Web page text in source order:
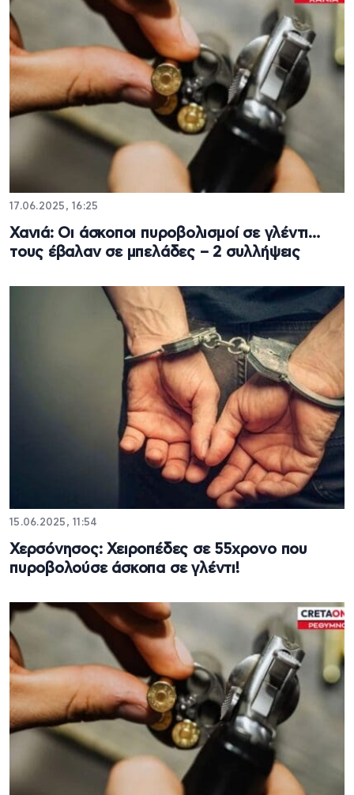
17.06.2025, 16:25
Χανιά: Οι άσκοποι πυροβολισμοί σε γλέντι…
τους έβαλαν σε μπελάδες – 2 συλλήψεις
15.06.2025, 11:54
Χερσόνησος: Χειροπέδες σε 55χρονο που
πυροβολούσε άσκοπα σε γλέντι!